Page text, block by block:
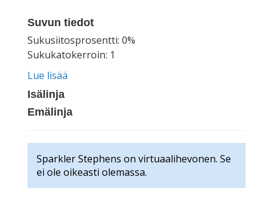
Suvun tiedot
Sukusiitosprosentti: 0%
Sukukatokerroin: 1
Lue lisää
Isälinja
Emälinja
Sparkler Stephens on virtuaalihevonen. Se
ei ole oikeasti olemassa.